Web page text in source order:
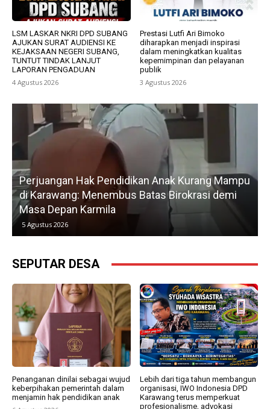
LSM LASKAR NKRI DPD SUBANG
AJUKAN SURAT AUDIENSI KE
KEJAKSAAN NEGERI SUBANG,
TUNTUT TINDAK LANJUT
LAPORAN PENGADUAN
4 Agustus 2026
Prestasi Lutfi Ari Bimoko
diharapkan menjadi inspirasi
dalam meningkatkan kualitas
kepemimpinan dan pelayanan
publik
3 Agustus 2026
Anak Kurang Mampu
Batas Birokrasi demi
Gerak Cepat H.
Petani, Normalisasi
Kedua
5 Agustus 2026
SEPUTAR DESA
Penanganan dinilai sebagai wujud
keberpihakan pemerintah dalam
menjamin hak pendidikan anak
Lebih dari tiga tahun membangun
organisasi, IWO Indonesia DPD
Karawang terus memperkuat
profesionalisme, advokasi